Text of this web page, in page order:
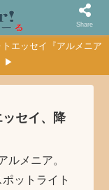
エッセイ『アルメニア
▶
セイ、降
ルメニア。
ットライト
Share